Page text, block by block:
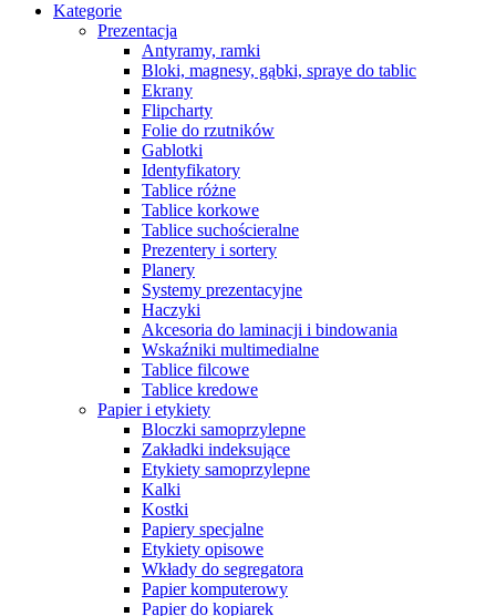
Kategorie
Prezentacja
Antyramy, ramki
Bloki, magnesy, gąbki, spraye do tablic
Ekrany
Flipcharty
Folie do rzutników
Gablotki
Identyfikatory
Tablice różne
Tablice korkowe
Tablice suchościeralne
Prezentery i sortery
Planery
Systemy prezentacyjne
Haczyki
Akcesoria do laminacji i bindowania
Wskaźniki multimedialne
Tablice filcowe
Tablice kredowe
Papier i etykiety
Bloczki samoprzylepne
Zakładki indeksujące
Etykiety samoprzylepne
Kalki
Kostki
Papiery specjalne
Etykiety opisowe
Wkłady do segregatora
Papier komputerowy
Papier do kopiarek